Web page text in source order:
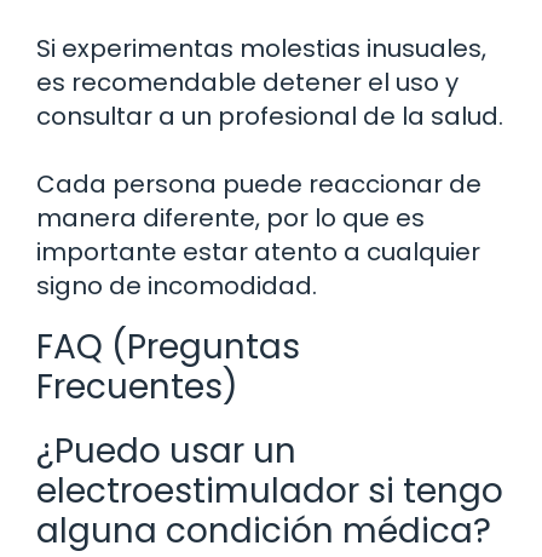
Si experimentas molestias inusuales,
es recomendable detener el uso y
consultar a un profesional de la salud.
Cada persona puede reaccionar de
manera diferente, por lo que es
importante estar atento a cualquier
signo de incomodidad.
FAQ (Preguntas
Frecuentes)
¿Puedo usar un
electroestimulador si tengo
alguna condición médica?